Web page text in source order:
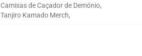
Camisas de Caçador de Demónio,
Tanjiro Kamado Merch,